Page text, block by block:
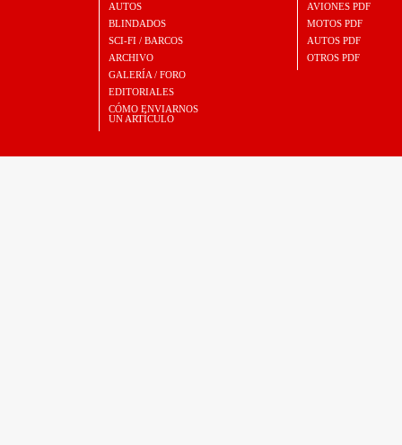
AUTOS
BLINDADOS
SCI-FI / BARCOS
ARCHIVO
GALERÍA / FORO
EDITORIALES
CÓMO ENVIARNOS
UN ARTÍCULO
AVIONES PDF
MOTOS PDF
AUTOS PDF
OTROS PDF